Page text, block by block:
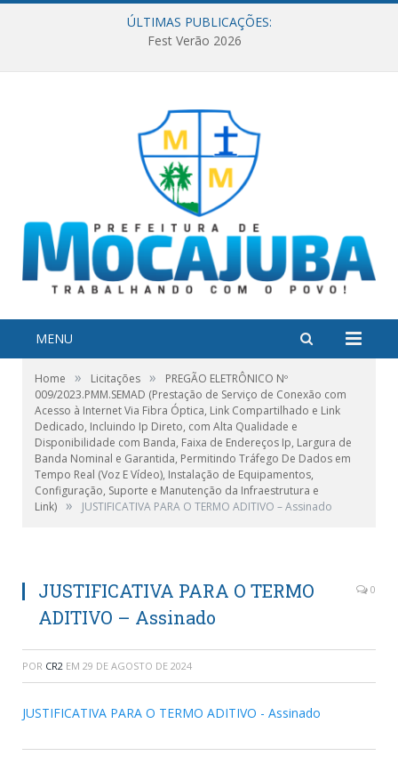
ÚLTIMAS PUBLICAÇÕES:
Fest Verão 2026
MENU
Home » Licitações »
PREGÃO ELETRÔNICO Nº
009/2023.PMM.SEMAD (Prestação de Serviço de Conexão com
Acesso à Internet Via Fibra Óptica, Link Compartilhado e Link
Dedicado, Incluindo Ip Direto, com Alta Qualidade e
Disponibilidade com Banda, Faixa de Endereços Ip, Largura de
Banda Nominal e Garantida, Permitindo Tráfego De Dados em
Tempo Real (Voz E Vídeo), Instalação de Equipamentos,
Configuração, Suporte e Manutenção da Infraestrutura e
Link) » JUSTIFICATIVA PARA O TERMO ADITIVO – Assinado
JUSTIFICATIVA PARA O TERMO
ADITIVO – Assinado
0
POR CR2 EM 29 DE AGOSTO DE 2024
JUSTIFICATIVA PARA O TERMO ADITIVO - Assinado